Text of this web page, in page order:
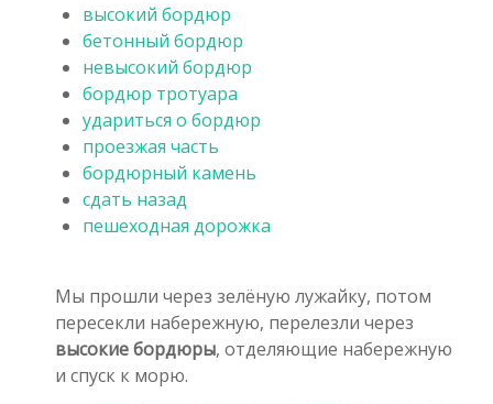
высокий бордюр
бетонный бордюр
невысокий бордюр
бордюр тротуара
удариться о бордюр
проезжая часть
бордюрный камень
сдать назад
пешеходная дорожка
Мы прошли через зелёную лужайку, потом
пересекли набережную, перелезли через
высокие бордюры, отделяющие набережную
и спуск к морю.